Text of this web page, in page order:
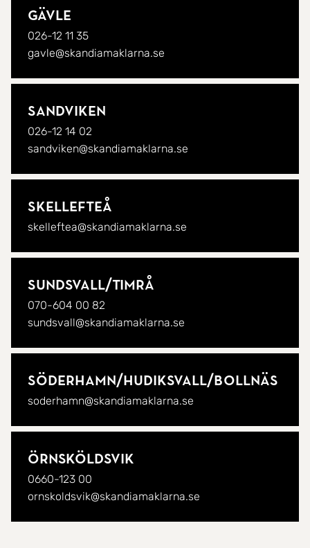
Gävle
026-12 11 35
gavle@skandiamaklarna.se
Sandviken
026-12 14 02
sandviken@skandiamaklarna.se
Skellefteå
skelleftea@skandiamaklarna.se
Sundsvall/Timrå
070-604 00 82
sundsvall@skandiamaklarna.se
Söderhamn/Hudiksvall/Bollnäs
soderhamn@skandiamaklarna.se
Örnsköldsvik
0660-123 00
ornskoldsvik@skandiamaklarna.se